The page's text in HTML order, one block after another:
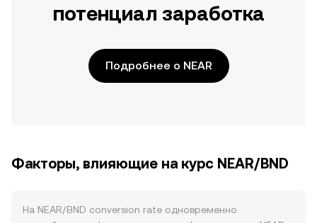
потенциал заработка
Подробнее о NEAR
Факторы, влияющие на курс NEAR/BND
На NEAR/BND conversion rate одновременно